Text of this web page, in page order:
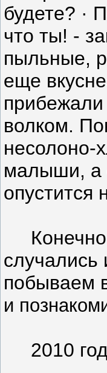
будете? ·
что ты! -
пыльные,
еще
волком.
несолоно-
малыши, а
опустится
Конечно
побываем
и
2010 год